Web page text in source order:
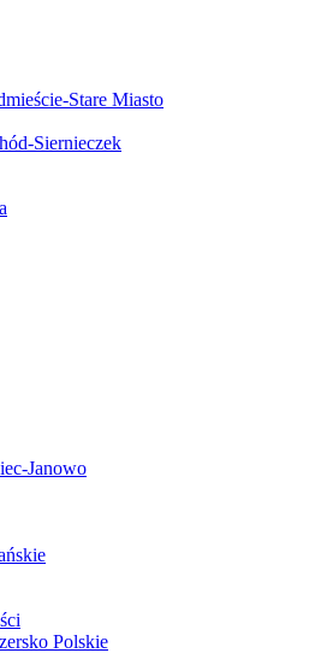
Stare Miasto
Siernieczek
Janowo
Polskie